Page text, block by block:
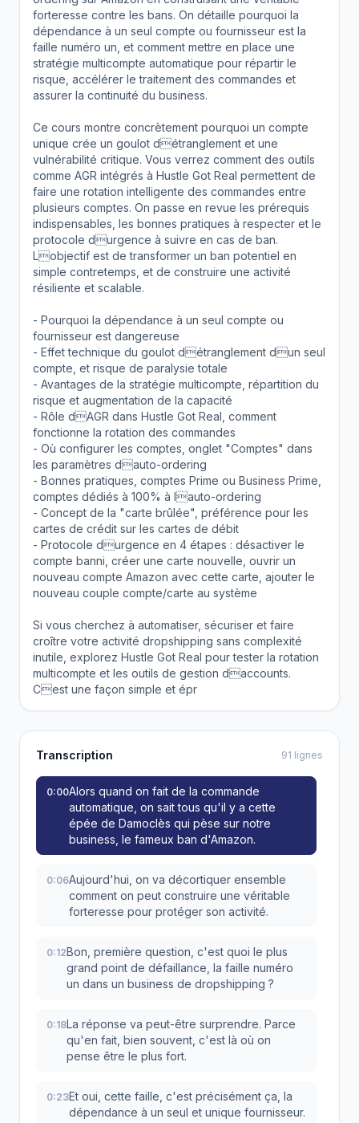
forteresse contre les bans. On détaille pourquoi la
dépendance à un seul compte ou fournisseur est la
faille numéro un, et comment mettre en place une
stratégie multicompte automatique pour répartir le
risque, accélérer le traitement des commandes et
assurer la continuité du business.
Ce cours montre concrètement pourquoi un compte
unique crée un goulot détranglement et une
vulnérabilité critique. Vous verrez comment des outils
comme AGR intégrés à Hustle Got Real permettent de
faire une rotation intelligente des commandes entre
plusieurs comptes. On passe en revue les prérequis
indispensables, les bonnes pratiques à respecter et le
protocole durgence à suivre en cas de ban.
Lobjectif est de transformer un ban potentiel en
simple contretemps, et de construire une activité
résiliente et scalable.
- Pourquoi la dépendance à un seul compte ou
fournisseur est dangereuse
- Effet technique du goulot détranglement dun seul
compte, et risque de paralysie totale
- Avantages de la stratégie multicompte, répartition du
risque et augmentation de la capacité
- Rôle dAGR dans Hustle Got Real, comment
fonctionne la rotation des commandes
- Où configurer les comptes, onglet "Comptes" dans
les paramètres dauto-ordering
- Bonnes pratiques, comptes Prime ou Business Prime,
comptes dédiés à 100% à lauto-ordering
- Concept de la "carte brûlée", préférence pour les
cartes de crédit sur les cartes de débit
- Protocole durgence en 4 étapes : désactiver le
compte banni, créer une carte nouvelle, ouvrir un
nouveau compte Amazon avec cette carte, ajouter le
nouveau couple compte/carte au système
Si vous cherchez à automatiser, sécuriser et faire
croître votre activité dropshipping sans complexité
inutile, explorez Hustle Got Real pour tester la rotation
multicompte et les outils de gestion daccounts.
Cest une façon simple et épr
Transcription 91 lignes
0:00Alors quand on fait de la commande
automatique, on sait tous qu'il y a cette
épée de Damoclès qui pèse sur notre
business, le fameux ban d'Amazon.
0:06Aujourd'hui, on va décortiquer ensemble
comment on peut construire une véritable
forteresse pour protéger son activité.
0:12Bon, première question, c'est quoi le plus
grand point de défaillance, la faille numéro
un dans un business de dropshipping ?
0:18La réponse va peut-être surprendre. Parce
qu'en fait, bien souvent, c'est là où on
pense être le plus fort.
0:23Et oui, cette faille, c'est précisément ça, la
dépendance à un seul et unique fournisseur.